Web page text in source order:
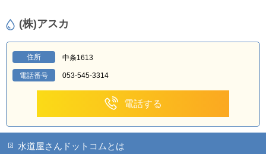
(株)アスカ
住所 中条1613
電話番号 053-545-3314
電話する
水道屋さんドットコムとは